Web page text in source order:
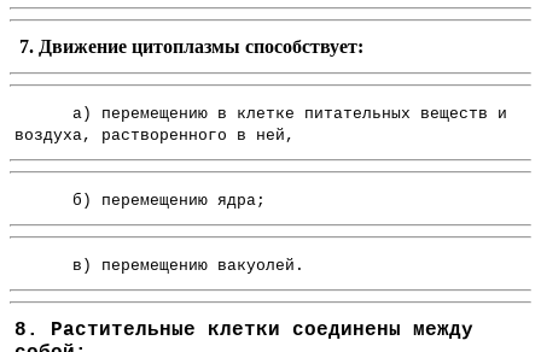
7. Движение цитоплазмы способствует:
а) перемещению в клетке питательных веществ и
воздуха, растворенного в ней,
б) перемещению ядра;
в) перемещению вакуолей.
8. Растительные клетки соединены между